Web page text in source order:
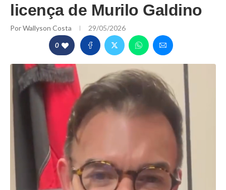
licença de Murilo Galdino
PorWallyson Costa 29/05/2026
0